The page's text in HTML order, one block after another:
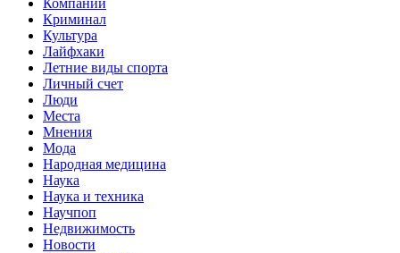
Компании
Криминал
Культура
Лайфхаки
Летние виды спорта
Личный счет
Люди
Места
Мнения
Мода
Народная медицина
Наука
Наука и техника
Научпоп
Недвижимость
Новости